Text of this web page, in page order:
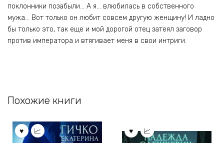
поклонники позабыли… А я… влюбилась в собственного
мужа… Вот только он любит совсем другую женщину! И ладно
бы только это, так еще и мой дорогой отец затеял заговор
против императора и втягивает меня в свои интриги.
Похожие книги